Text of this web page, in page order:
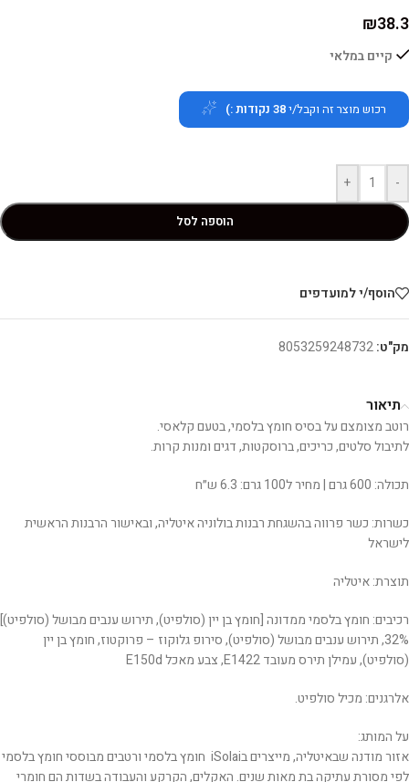
₪38.3
קיים במלאי
רכוש מוצר זה וקבל/י38 נקודות :)
-
+
הוספה לסל
הוסף/י למועדפים
מק"ט:8053259248732
תיאור
רוטב מצומצם על בסיס חומץ בלסמי, בטעם קלאסי.
לתיבול סלטים, כריכים, ברוסקטות, דגים ומנות קרות.
תכולה: 600 גרם | מחיר ל100 גרם: 6.3 ש״ח
כשרות: כשר פרווה בהשגחת רבנות בולוניה איטליה, ובאישור הרבנות הראשית
לישראל
תוצרת: איטליה
רכיבים: חומץ בלסמי ממדונה [חומץ בן יין (סולפיט), תירוש ענבים מבושל (סולפיט)]
32%, תירוש ענבים מבושל (סולפיט), סירופ גלוקוז – פרוקטוז, חומץ בן יין
(סולפיט), עמילן תירס מעובד E1422, צבע מאכל E150d
אלרגנים: מכיל סולפיט.
על המותג: